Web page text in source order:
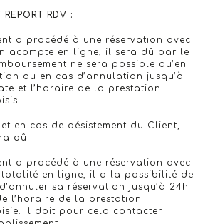
RDV :
a procédé à une réservation avec
acompte en ligne, il sera dû par le
ne sera possible qu’en
ou en cas d’annulation jusqu’à
et l’horaire de la prestation
en cas de désistement du Client,
dû.
a procédé à une réservation avec
totalité en ligne, il a la possibilité de
sa réservation jusqu’à 24h
l’horaire de la prestation
Il doit pour cela contacter